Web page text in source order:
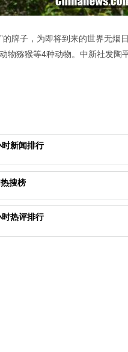
牌子，为即将到来的世界无烟日
物猕猴等4种动物。中新社发陶
新闻排行
搜榜
热评排行